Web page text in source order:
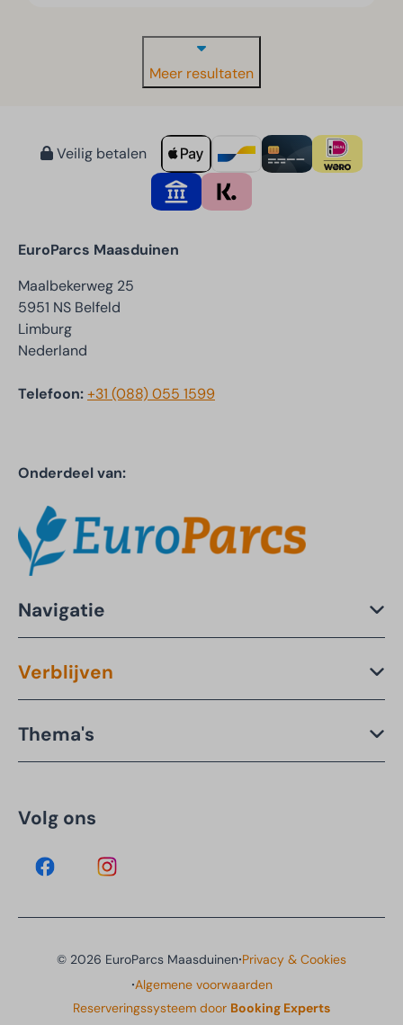
Meer resultaten
Veilig betalen
EuroParcs Maasduinen
Maalbekerweg 25
5951 NS Belfeld
Limburg
Nederland
Telefoon:+31 (088) 055 1599
Onderdeel van:
Navigatie
Verblijven
Thema's
Volg ons
© 2026 EuroParcs Maasduinen·Privacy & Cookies
·Algemene voorwaarden
Reserveringssysteem door Booking Experts